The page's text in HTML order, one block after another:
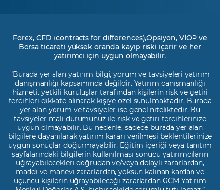
Forex, CFD (contracts for differences),Opsiyon, VİOP ve
Borsa ticareti yüksek oranda kayıp riski içerir ve her
yatırımcı için uygun olmayabilir.
"Burada yer alan yatırım bilgi, yorum ve tavsiyeleri yatırım
danışmanlığı kapsamında değildir. Yatırım danışmanlığı
hizmeti, yetkili kuruluşlar tarafından kişilerin risk ve getiri
tercihleri dikkate alınarak kişiye özel sunulmaktadır. Burada
yer alan yorum ve tavsiyeler ise genel niteliktedir. Bu
tavsiyeler mali durumunuz ile risk ve getiri tercihlerinize
uygun olmayabilir. Bu nedenle, sadece burada yer alan
bilgilere dayanılarak yatırım kararı verilmesi beklentilerinize
uygun sonuçlar doğurmayabilir. Eğitim içeriği veya tanıtım
sayfalarındaki bilgilerin kullanılması sonucu yatırımcıların
uğrayabilecekleri doğrudan ve/veya dolaylı zararlardan,
maddi ve manevi zararlardan, yoksun kalınan kardan ve
üçüncü kişilerin uğrayabileceği zararlardan GCM Yatırım